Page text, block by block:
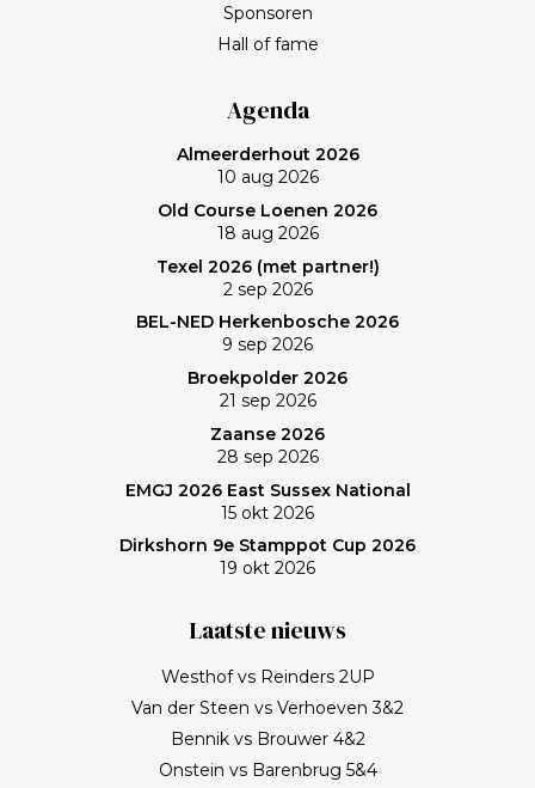
was ‘even helemaal niets; heerlijk’, zo maakt Frank de
verlies was voorzien; gedaan en laten, dus. Maar de
memorabele ronde en de waanzinnige slagen van
Frank zullen mij nog lang bijblijven. Topgast, topdag!
Frank, bedankt!
Sponsoren
Hall of fame
Agenda
Almeerderhout 2026
10 aug 2026
Old Course Loenen 2026
18 aug 2026
Texel 2026 (met partner!)
2 sep 2026
BEL-NED Herkenbosche 2026
9 sep 2026
Broekpolder 2026
21 sep 2026
Zaanse 2026
28 sep 2026
EMGJ 2026 East Sussex National
15 okt 2026
Dirkshorn 9e Stamppot Cup 2026
19 okt 2026
Laatste nieuws
Westhof vs Reinders 2UP
Van der Steen vs Verhoeven 3&2
Bennik vs Brouwer 4&2
Onstein vs Barenbrug 5&4